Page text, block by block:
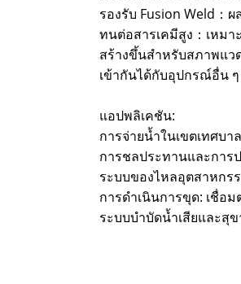
รองรับ Fusion Weld：
ทนต่อสารเคมีสูง：เหม
สร้างขึ้นสำหรับสภาพแว
เข้ากันได้กับอุปกรณ์อื่น ๆ
แอปพลิเคชัน:
การจ่ายน้ำในเขตเทศบ
การชลประทานและการ
ระบบของไหลอุตสาหกร
การดำเนินการขุด: เชื่อ
ระบบบำบัดน้ำเสียและสุ